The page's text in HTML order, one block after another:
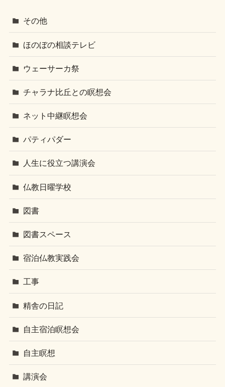
その他
ほのぼの相談テレビ
ウェーサーカ祭
チャラナ比丘との瞑想会
ネット中継瞑想会
パティパダー
人生に役立つ講演会
仏教日曜学校
図書
図書スペース
宿泊仏教実践会
工事
精舎の日記
自主宿泊瞑想会
自主瞑想
講演会